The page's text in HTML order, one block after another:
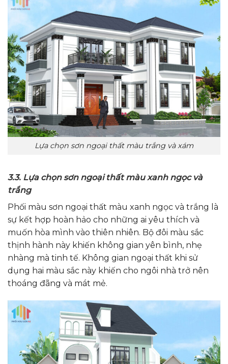
Lựa chọn sơn ngoại thất màu trắng và xám
3.3. Lựa chọn sơn ngoại thất màu xanh ngọc và
trắng
Phối màu sơn ngoại thất màu xanh ngọc và trắng là
sự kết hợp hoàn hảo cho những ai yêu thích và
muốn hòa mình vào thiên nhiên. Bộ đôi màu sắc
thịnh hành này khiến không gian yên bình, nhẹ
nhàng mà tinh tế. Không gian ngoại thất khi sử
dụng hai màu sắc này khiến cho ngôi nhà trở nên
thoáng đãng và mát mẻ.